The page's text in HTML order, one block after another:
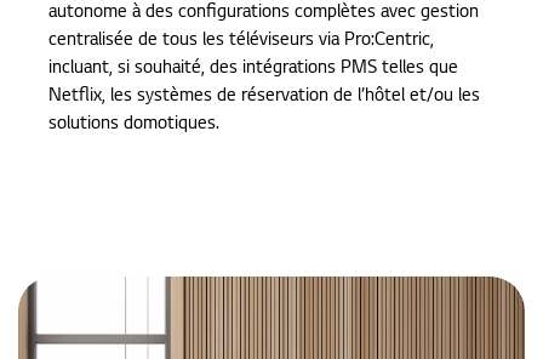
autonome à des configurations complètes avec gestion
centralisée de tous les téléviseurs via Pro:Centric,
incluant, si souhaité, des intégrations PMS telles que
Netflix, les systèmes de réservation de l’hôtel et/ou les
solutions domotiques.